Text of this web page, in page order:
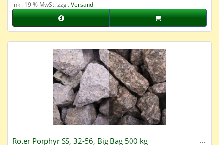
inkl. 19 % MwSt. zzgl.Versand
Roter Porphyr SS, 32-56, Big Bag 500 kg